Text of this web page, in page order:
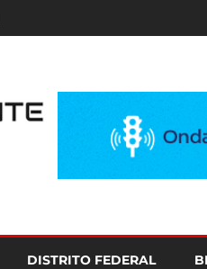
DISTRITO FEDERAL